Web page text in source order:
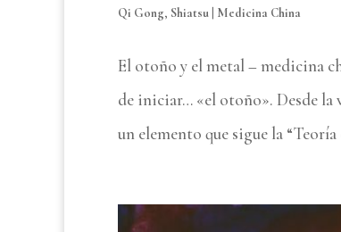
Qi Gong, Shiatsu Medicina China
El otoño y el metal – medicina
de iniciar… «el otoño». Desde la
un elemento que sigue la